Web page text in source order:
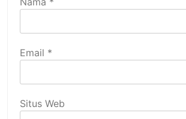
Email *
Situs Web